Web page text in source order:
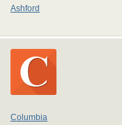
Ashford
Columbia